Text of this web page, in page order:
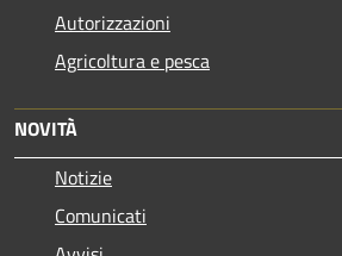
Autorizzazioni
Agricoltura e pesca
NOVITÀ
Notizie
Comunicati